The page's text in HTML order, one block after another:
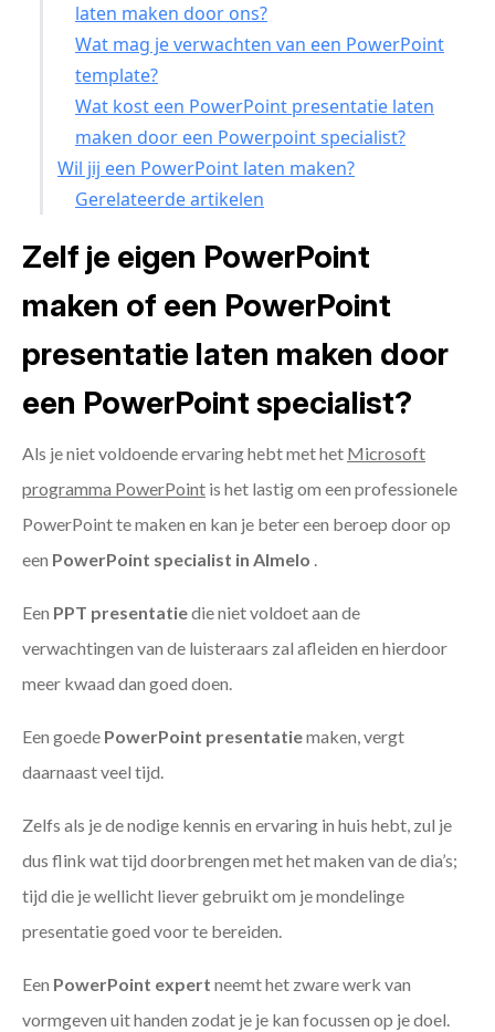
laten maken door ons?
Wat mag je verwachten van een PowerPoint
template?
Wat kost een PowerPoint presentatie laten
maken door een Powerpoint specialist?
Wil jij een PowerPoint laten maken?
Gerelateerde artikelen
Zelf je eigen PowerPoint
maken of een PowerPoint
presentatie laten maken door
een PowerPoint specialist?
Als je niet voldoende ervaring hebt met het Microsoft
programma PowerPoint is het lastig om een professionele
PowerPoint te maken en kan je beter een beroep door op
een PowerPoint specialist in Almelo .
Een PPT presentatiedie niet voldoet aan de
verwachtingen van de luisteraars zal afleiden en hierdoor
meer kwaad dan goed doen.
Een goede PowerPoint presentatiemaken, vergt
daarnaast veel tijd.
Zelfs als je de nodige kennis en ervaring in huis hebt, zul je
dus flink wat tijd doorbrengen met het maken van de dia’s;
tijd die je wellicht liever gebruikt om je mondelinge
presentatie goed voor te bereiden.
Een PowerPoint expert neemt het zware werk van
vormgeven uit handen zodat je je kan focussen op je doel.